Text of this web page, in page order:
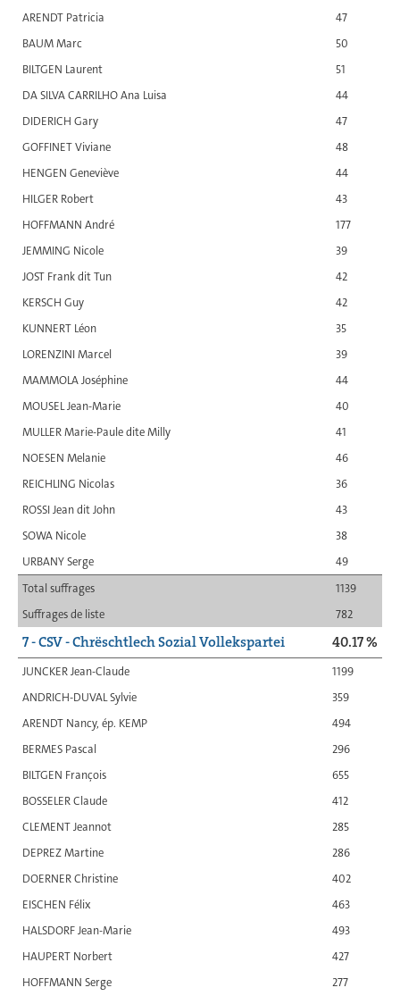
Total suffrages
1139
Suffrages de liste
782
ARENDT Patricia
47
BAUM Marc
50
BILTGEN Laurent
51
DA SILVA CARRILHO Ana Luisa
44
DIDERICH Gary
47
GOFFINET Viviane
48
HENGEN Geneviève
44
HILGER Robert
43
HOFFMANN André
177
JEMMING Nicole
39
JOST Frank dit Tun
42
KERSCH Guy
42
KUNNERT Léon
35
LORENZINI Marcel
39
MAMMOLA Joséphine
44
MOUSEL Jean-Marie
40
MULLER Marie-Paule dite Milly
41
NOESEN Melanie
46
REICHLING Nicolas
36
ROSSI Jean dit John
43
SOWA Nicole
38
URBANY Serge
49
7 - CSV - Chrëschtlech Sozial Vollekspartei 40.17 %
JUNCKER Jean-Claude
1199
ANDRICH-DUVAL Sylvie
359
ARENDT Nancy, ép. KEMP
494
BERMES Pascal
296
BILTGEN François
655
BOSSELER Claude
412
CLEMENT Jeannot
285
DEPREZ Martine
286
DOERNER Christine
402
EISCHEN Félix
463
HALSDORF Jean-Marie
493
HAUPERT Norbert
427
HOFFMANN Serge
277